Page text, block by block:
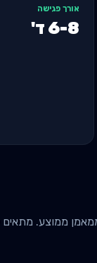
אורך פגישה
6-8 ד'